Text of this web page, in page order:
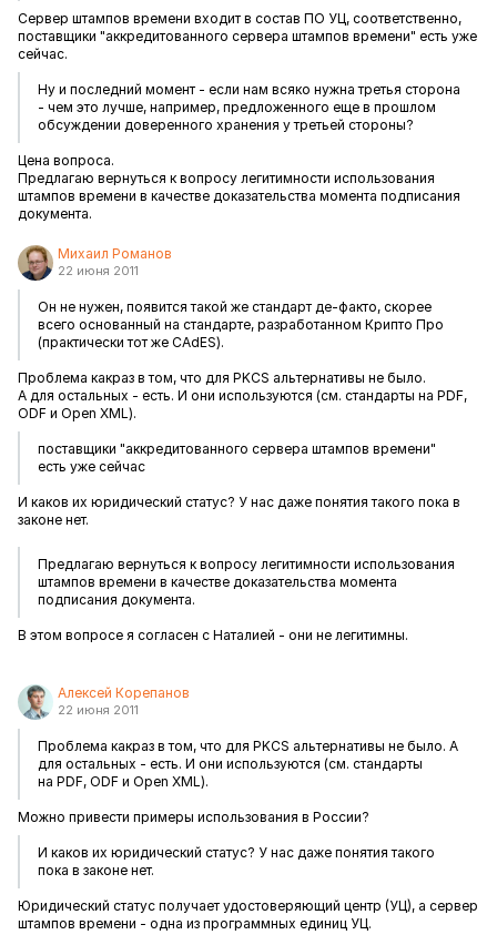
Сервер штампов времени входит в состав ПО УЦ, соответственно,
поставщики "аккредитованного сервера штампов времени" есть уже
сейчас.
Ну и последний момент - если нам всяко нужна третья сторона
- чем это лучше, например, предложенного еще в прошлом
обсуждении доверенного хранения у третьей стороны?
Цена вопроса.
Предлагаю вернуться к вопросу легитимности использования
штампов времени в качестве доказательства момента подписания
документа.
Михаил Романов
22 июня 2011
Он не нужен, появится такой же стандарт де-факто, скорее
всего основанный на стандарте, разработанном Крипто Про
(практически тот же CAdES).
Проблема какраз в том, что для PKCS альтернативы не было.
А для остальных - есть. И они используются (см. стандарты на PDF,
ODF и Open XML).
поставщики "аккредитованного сервера штампов времени"
есть уже сейчас
И каков их юридический статус? У нас даже понятия такого пока в
законе нет.
Предлагаю вернуться к вопросу легитимности использования
штампов времени в качестве доказательства момента
подписания документа.
В этом вопросе я согласен с Наталией - они не легитимны.
Алексей Корепанов
22 июня 2011
Проблема какраз в том, что для PKCS альтернативы не было. А
для остальных - есть. И они используются (см. стандарты
на PDF, ODF и Open XML).
Можно привести примеры использования в России?
И каков их юридический статус? У нас даже понятия такого
пока в законе нет.
Юридический статус получает удостоверяющий центр (УЦ), а сервер
штампов времени - одна из программных единиц УЦ.